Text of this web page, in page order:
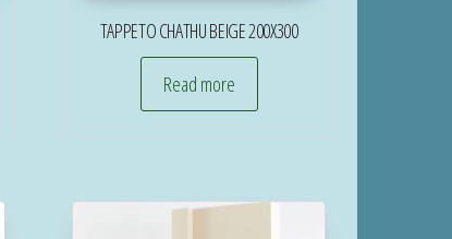
TAPPETO CHATHU BEIGE 200X300
Read more